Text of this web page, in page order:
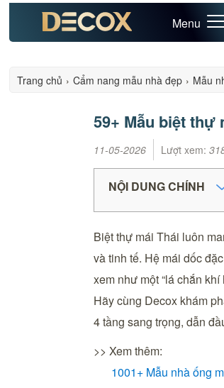
Menu
Trang chủ › Cẩm nang mẫu nhà đẹp › Mẫu
59+ Mẫu biệt thự
11-05-2026 Lượt xem:
NỘI DUNG CHÍNH
Biệt thự mái Thái luôn
và tinh tế. Hệ mái dốc
xem như một “lá chắn
Hãy cùng Decox khám
4 tầng sang trọng, dẫn
>> Xem thêm:
1001+ Mẫu nhà ống